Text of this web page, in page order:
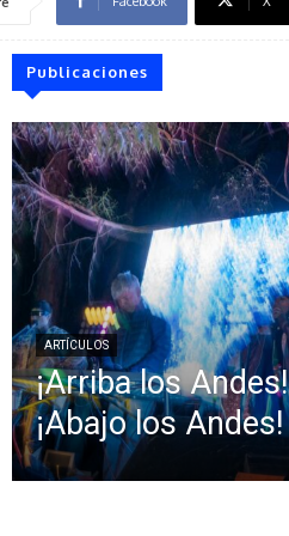
Publicaciones
ARTÍCULOS
¡Arriba los Andes!
¡Abajo los Andes!